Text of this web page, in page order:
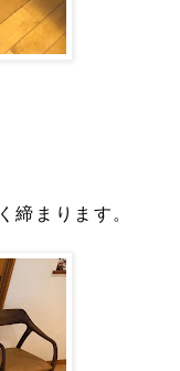
まります。